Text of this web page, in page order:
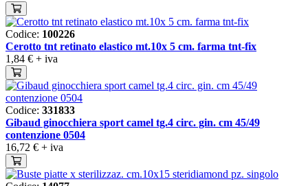
Codice: 100226
Cerotto tnt retinato elastico mt.10x 5 cm. farma tnt-fix
1,84 € + iva
Codice: 331833
Gibaud ginocchiera sport camel tg.4 circ. gin. cm 45/49
contenzione 0504
16,72 € + iva